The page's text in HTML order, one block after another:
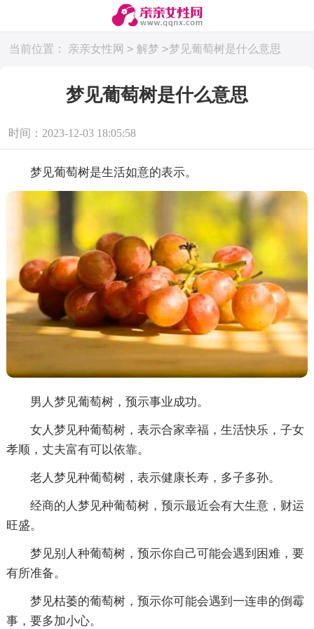
当前位置： 亲亲女性网 > 解梦 >梦见葡萄树是什么意思
梦见葡萄树是什么意思
时间：2023-12-03 18:05:58
梦见葡萄树是生活如意的表示。
男人梦见葡萄树，预示事业成功。
女人梦见种葡萄树，表示合家幸福，生活快乐，子女
孝顺，丈夫富有可以依靠。
老人梦见种葡萄树，表示健康长寿，多子多孙。
经商的人梦见种葡萄树，预示最近会有大生意，财运
旺盛。
梦见别人种葡萄树，预示你自己可能会遇到困难，要
有所准备。
梦见枯萎的葡萄树，预示你可能会遇到一连串的倒霉
事，要多加小心。